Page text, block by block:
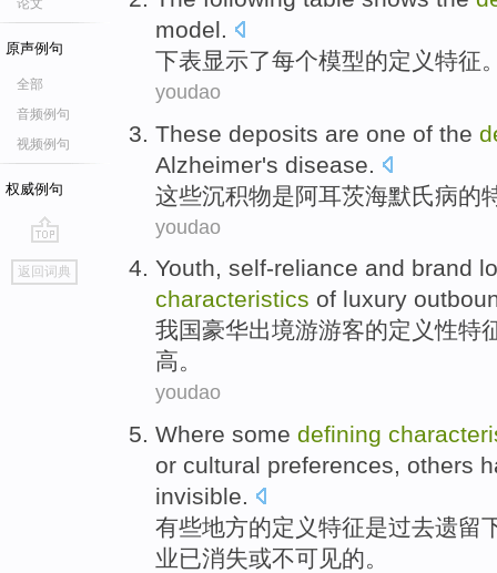
论文
原声例句
全部
音频例句
视频例句
权威例句
go
top
返回词典
model.
下表显示了每个模型的定义特征
youdao
These deposits are one of the
Alzheimer's disease
这些沉积物是阿耳茨海默氏病的
youdao
Youth, self-reliance and brand
characteristics of luxury
我国豪华出境游游客的定义性特
高。
youdao
Where some defining
or cultural preferences, others
invisible.
有些地方的定义特征是过去遗留
业已消失或不可见的。